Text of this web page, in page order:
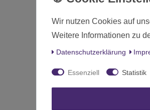
Wir nutzen Cookies auf
Weitere Informationen zu
Daten­schutz­erklärung
Essenziell Statistik